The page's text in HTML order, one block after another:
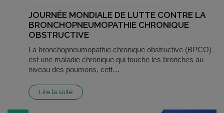
JOURNÉE MONDIALE DE LUTTE CONTRE LA
BRONCHOPNEUMOPATHIE CHRONIQUE
OBSTRUCTIVE
La bronchopneumopathie chronique obstructive (BPCO)
est une maladie chronique qui touche les bronches au
niveau des poumons, cett…
Lire la suite